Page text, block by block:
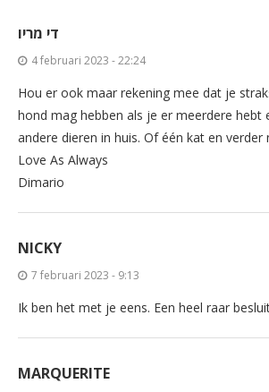
די מריו
4 februari 2023 - 22:24
Hou er ook maar rekening mee dat je
hond mag hebben als je er meerdere hebt
andere dieren in huis. Of één kat en verder
Love As Always
Dimario
NICKY
7 februari 2023 - 9:13
Ik ben het met je eens. Een heel raar
MARQUERITE